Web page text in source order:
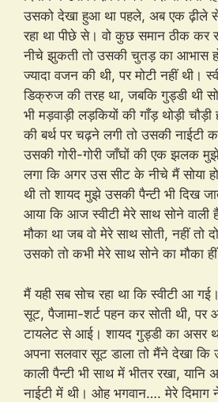
उसको देखा हुआ था पहले, अब एक ढ़ीले
रहा था पीछे से। वो कुछ समान ठीक कर
नीचे झुकती तो उसकी चुतड़ का आभास
ज्यादा वजन की थी, पर मोटी नहीं थी।
डिक्रुज की तरह था, जबकि गुड्डी थी
भी मड़वाड़ी लड़कियों की गाँड़ थोड़ी
की बर्थ पर चढ़ने लगी तो उसकी नाईटी
उसकी गोरी-गोरी जाँघों की एक झलक
लगा कि अगर उस सीट के नीचे मैं सोया
थी तो शायद मुझे उसकी पैन्टी भी दिख
आया कि आज स्वीटी मेरे साथ सोने वाली
मौका था जब वो मेरे साथ सोती, नहीं तो
उसको तो कभी मेरे साथ सोने का मौका हीं
मैं यही सब सोच रहा था कि स्वीटी आ
सूट, पैजामा-शर्ट पहन कर सोती थी, पर
टायलेट से आई। शायद गुड्डी का असर
अपना सलवार सूट डाला तो मैंने देखा
काली पैन्टी भी साथ में भीतर रखा, यानि
नाईटी में थी। ओह भगवान…. मेरे दिमाग